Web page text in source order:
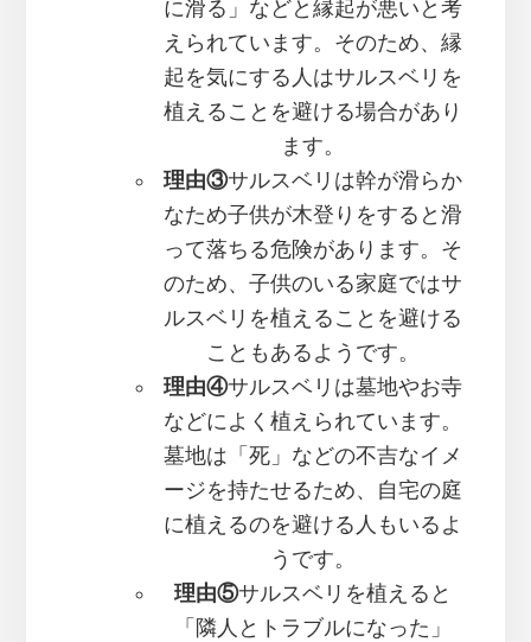
に滑る」などと縁起が悪いと考
えられています。そのため、縁
起を気にする人はサルスベリを
植えることを避ける場合があり
ます。
理由③サルスベリは幹が滑らか
なため子供が木登りをすると滑
って落ちる危険があります。そ
のため、子供のいる家庭ではサ
ルスベリを植えることを避ける
こともあるようです。
理由④サルスベリは墓地やお寺
などによく植えられています。
墓地は「死」などの不吉なイメ
ージを持たせるため、自宅の庭
に植えるのを避ける人もいるよ
うです。
理由⑤サルスベリを植えると
「隣人とトラブルになった」